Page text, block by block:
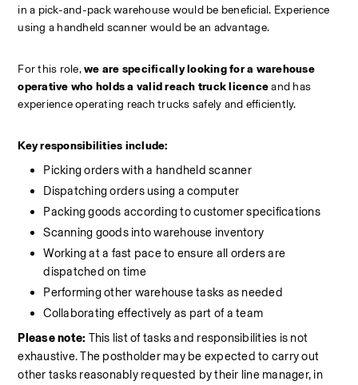
in a pick-and-pack warehouse would be beneficial. Experience
using a handheld scanner would be an advantage.
For this role, we are specifically looking for a warehouse
operative who holds a valid reach truck licence and has
experience operating reach trucks safely and efficiently.
Key responsibilities include:
Picking orders with a handheld scanner
Dispatching orders using a computer
Packing goods according to customer specifications
Scanning goods into warehouse inventory
Working at a fast pace to ensure all orders are
dispatched on time
Performing other warehouse tasks as needed
Collaborating effectively as part of a team
Please note: This list of tasks and responsibilities is not
exhaustive. The postholder may be expected to carry out
other tasks reasonably requested by their line manager, in